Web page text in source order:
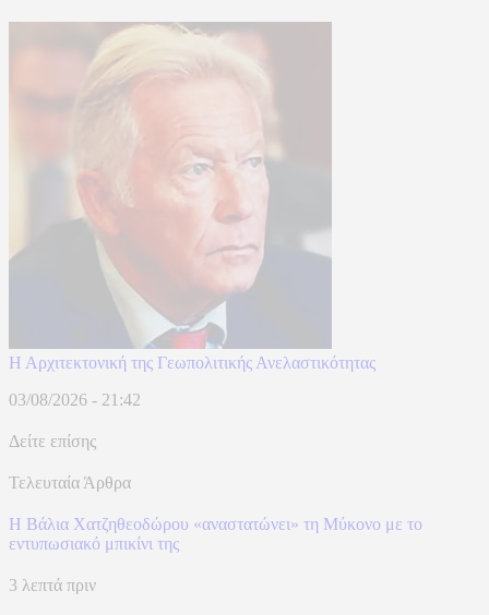
Η Αρχιτεκτονική της Γεωπολιτικής Ανελαστικότητας
03/08/2026 - 21:42
Δείτε επίσης
Τελευταία Άρθρα
Η Βάλια Χατζηθεοδώρου «αναστατώνει» τη Μύκονο με το
εντυπωσιακό μπικίνι της
3 λεπτά πριν